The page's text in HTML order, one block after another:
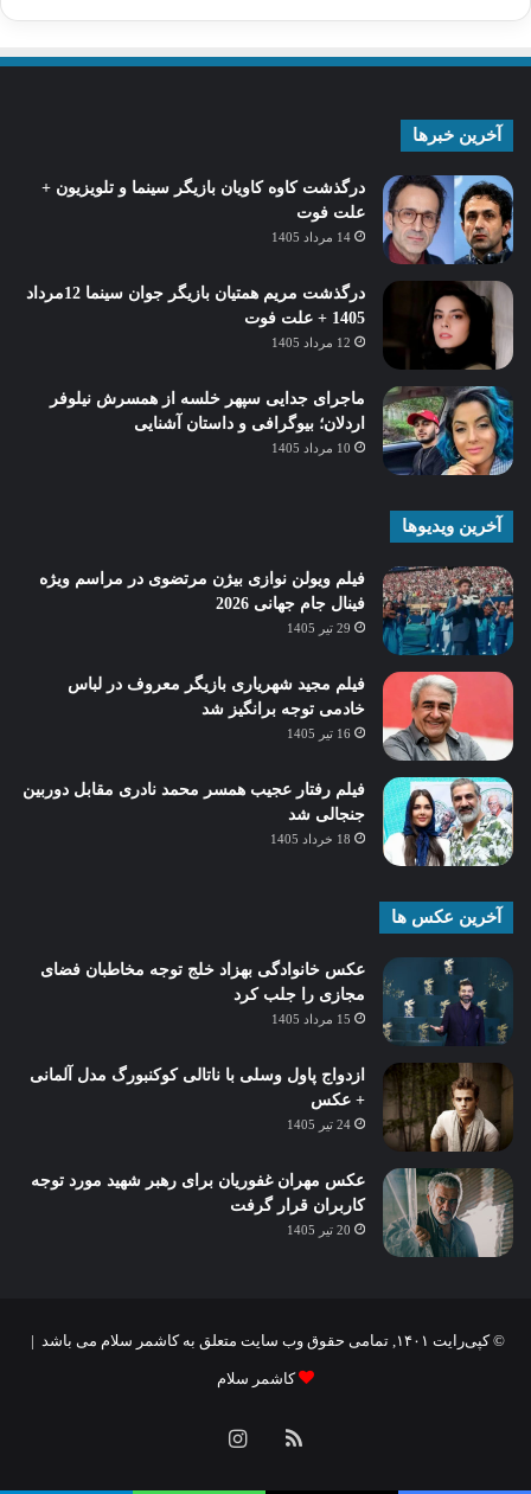
آخرین خبرها
درگذشت کاوه کاویان بازیگر سینما و تلویزیون +
علت فوت
14 مرداد 1405
درگذشت مریم همتیان بازیگر جوان سینما 12مرداد
1405 + علت فوت
12 مرداد 1405
ماجرای جدایی سپهر خلسه از همسرش نیلوفر
اردلان؛ بیوگرافی و داستان آشنایی
10 مرداد 1405
آخرین ویدیوها
فیلم ویولن نوازی بیژن مرتضوی در مراسم ویژه
فینال جام جهانی 2026
29 تیر 1405
فیلم مجید شهریاری بازیگر معروف در لباس
خادمی توجه برانگیز شد
16 تیر 1405
فیلم رفتار عجیب همسر محمد نادری مقابل دوربین
جنجالی شد
18 خرداد 1405
آخرین عکس ها
عکس خانوادگی بهزاد خلج توجه مخاطبان فضای
مجازی را جلب کرد
15 مرداد 1405
ازدواج پاول وسلی با ناتالی کوکنبورگ مدل آلمانی
+ عکس
24 تیر 1405
عکس مهران غفوریان برای رهبر شهید مورد توجه
کاربران قرار گرفت
20 تیر 1405
© کپی‌رایت ۱۴۰۱, تمامی حقوق وب سایت متعلق به کاشمر سلام می باشد |
کاشمر سلام
خوراکاینستاگرام